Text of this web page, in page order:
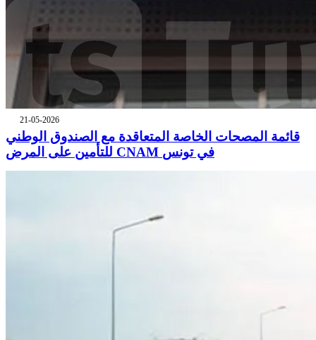
21-05-2026
قائمة المصحات الخاصة المتعاقدة مع الصندوق الوطني
للتأمين على المرض CNAM في تونس